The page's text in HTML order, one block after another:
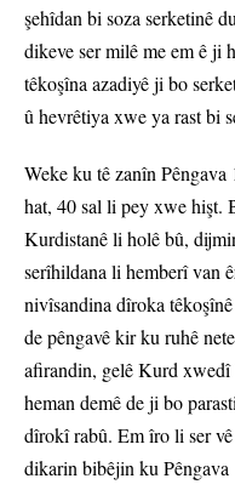
şehîdan bi soza serketinê
dikeve ser milê me em ê ji
têkoşîna azadiyê ji bo
û hevrêtiya xwe ya rast bi
Weke ku tê zanîn Pêngava
hat, 40 sal li pey xwe hişt.
Kurdistanê li holê bû,
serîhildana li hemberî van
nivîsandina dîroka
de pêngavê kir ku ruhê
afirandin, gelê Kurd
heman demê de ji bo
dîrokî rabû. Em îro li ser
dikarin bibêjin ku